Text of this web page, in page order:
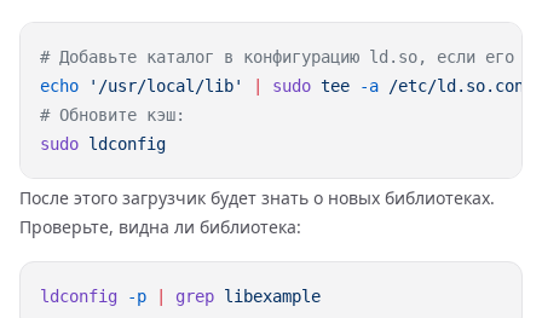
echo '/usr/local/lib' sudo tee -a
sudo
После этого загрузчик будет знать о новых библиотеках.
Проверьте, видна ли библиотека:
ldconfig -p grep